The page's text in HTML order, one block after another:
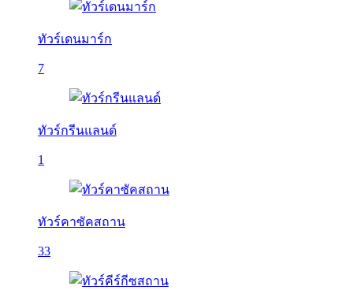
ทัวร์เดนมาร์ก
7
ทัวร์กรีนแลนด์
1
ทัวร์คาซัคสถาน
33